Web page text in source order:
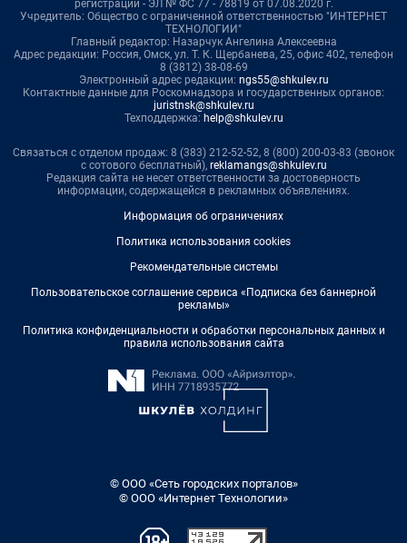
регистрации - ЭЛ № ФС 77 - 78819 от 07.08.2020 г.
Учредитель: Общество с ограниченной ответственностью "ИНТЕРНЕТ
ТЕХНОЛОГИИ"
Главный редактор: Назарчук Ангелина Алексеевна
Адрес редакции: Россия, Омск, ул. Т. К. Щербанева, 25, офис 402, телефон
8 (3812) 38-08-69
Электронный адрес редакции: ngs55@shkulev.ru
Контактные данные для Роскомнадзора и государственных органов:
juristnsk@shkulev.ru
Техподдержка: help@shkulev.ru
Связаться с отделом продаж: 8 (383) 212-52-52, 8 (800) 200-03-83 (звонок
с сотового бесплатный), reklamangs@shkulev.ru
Редакция сайта не несет ответственности за достоверность
информации, содержащейся в рекламных объявлениях.
Информация об ограничениях
Политика использования cookies
Рекомендательные системы
Пользовательское соглашение сервиса «Подписка без баннерной
рекламы»
Политика конфиденциальности и обработки персональных данных и
правила использования сайта
© ООО «Сеть городских порталов»
© ООО «Интернет Технологии»